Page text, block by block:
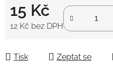
15 Kč
12 Kč bez DPH
Tisk Zeptat se